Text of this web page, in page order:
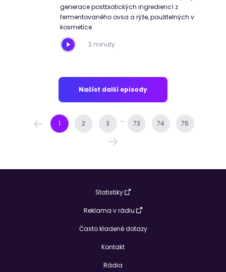
generace postbiotických ingrediencí z
fermentovaného ovsa a rýže, použitelných v
kosmetice.
3 minuty
Načíst další episody
1 2 3 ... 73 74 75
Statistiky
Reklama v rádiu
Často kladené dotazy
Kontakt
Rádia